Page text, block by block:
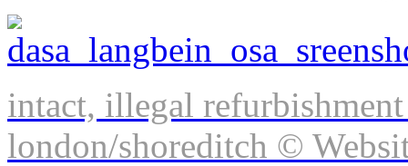
intact, illegal
london/shoreditch ©